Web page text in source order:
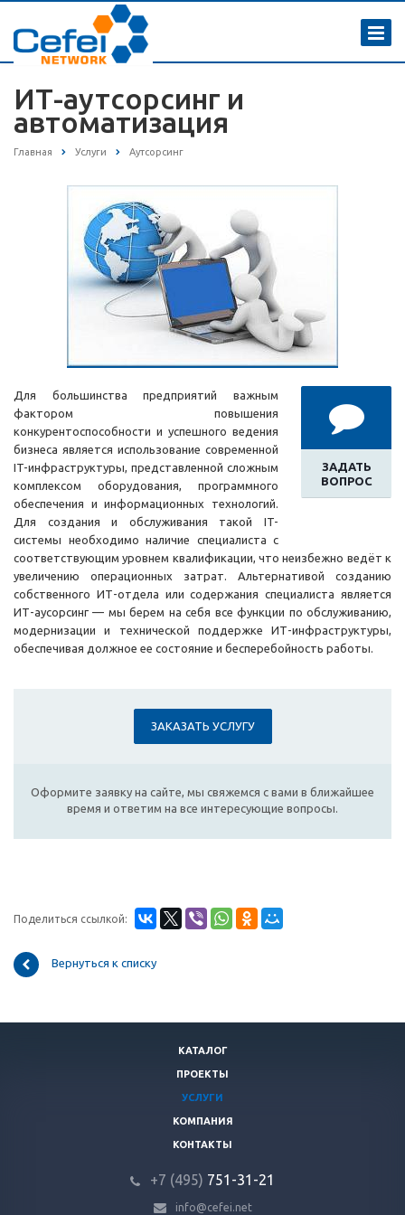
ИТ-аутсорсинг и
автоматизация
Главная Услуги Аутсорсинг
ЗАДАТЬ
ВОПРОС
Для большинства предприятий важным
фактором повышения
конкурентоспособности и успешного ведения
бизнеса является использование современной
IT-инфраструктуры, представленной сложным
комплексом оборудования, программного
обеспечения и информационных технологий.
Для создания и обслуживания такой IT-
системы необходимо наличие специалиста с
соответствующим уровнем квалификации, что неизбежно ведёт к
увеличению операционных затрат. Альтернативой созданию
собственного ИТ-отдела или содержания специалиста является
ИТ-аусорсинг — мы берем на себя все функции по обслуживанию,
модернизации и технической поддержке ИТ-инфраструктуры,
обеспечивая должное ее состояние и бесперебойность работы.
ЗАКАЗАТЬ УСЛУГУ
Оформите заявку на сайте, мы свяжемся с вами в ближайшее
время и ответим на все интересующие вопросы.
Поделиться ссылкой:
Вернуться к списку
КАТАЛОГ
ПРОЕКТЫ
УСЛУГИ
КОМПАНИЯ
КОНТАКТЫ
+7 (495) 751-31 -21
info@cefei.net